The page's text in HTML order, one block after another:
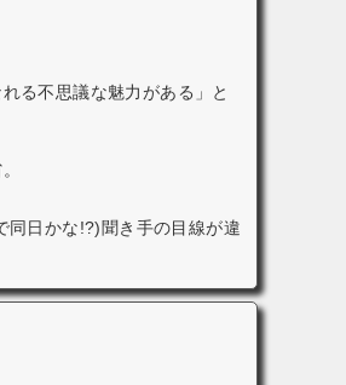
る不思議な魅力がある」と
同日かな!?)聞き手の目線が違